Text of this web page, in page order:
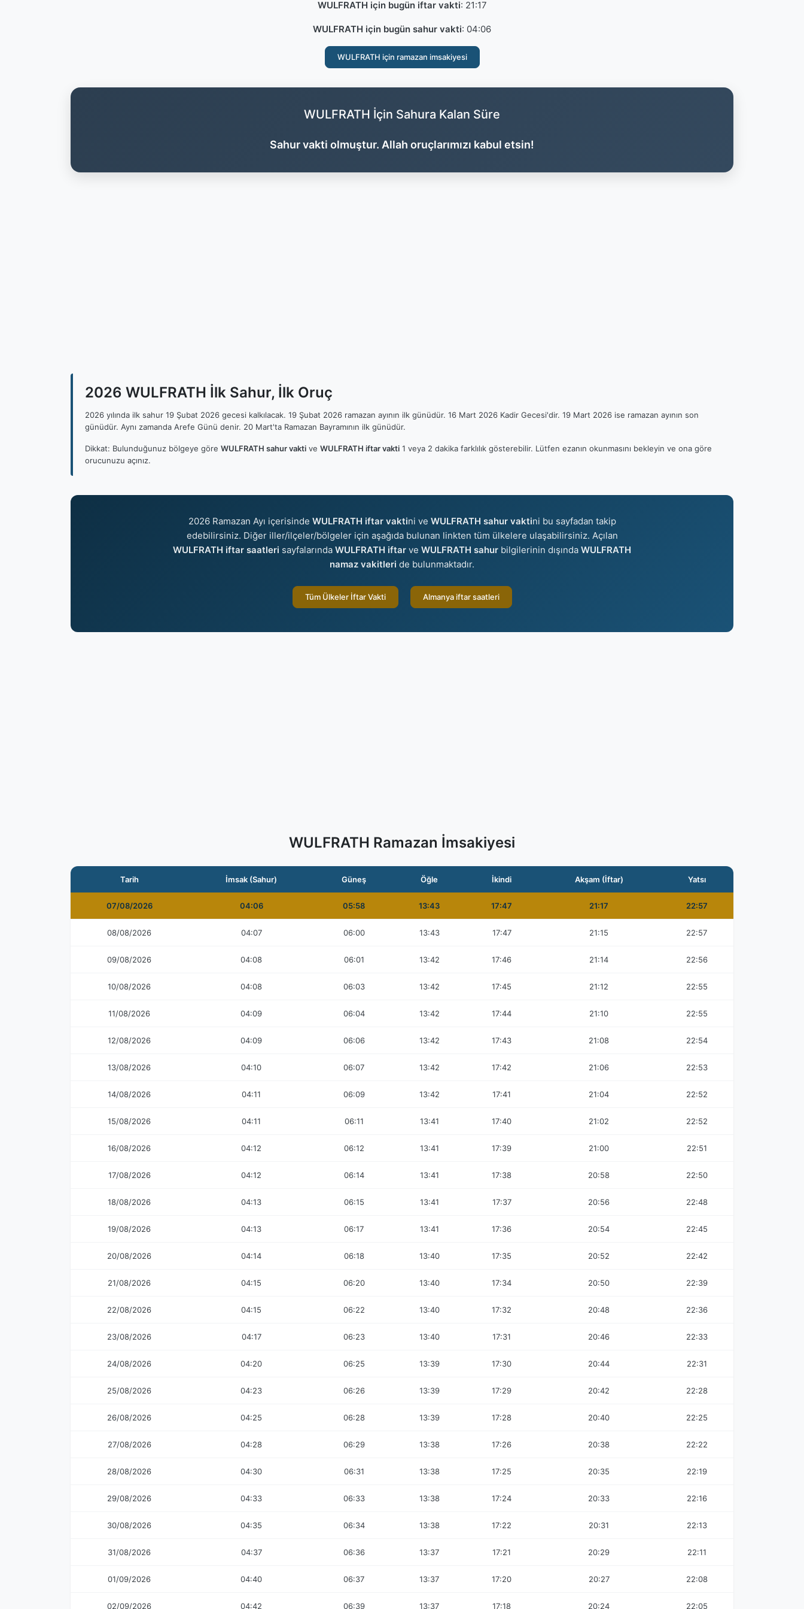
WULFRATH için bugün iftar vakti: 21:17
WULFRATH için bugün sahur vakti: 04:06
WULFRATH için ramazan imsakiyesi
WULFRATH İçin Sahura Kalan Süre
Sahur vakti olmuştur. Allah oruçlarımızı kabul etsin!
2026 WULFRATH İlk Sahur, İlk Oruç
2026 yılında ilk sahur 19 Şubat 2026 gecesi kalkılacak. 19 Şubat 2026 ramazan ayının ilk günüdür. 16 Mart 2026 Kadir Gecesi'dir. 19 Mart 2026 ise ramazan ayının son
günüdür. Aynı zamanda Arefe Günü denir. 20 Mart'ta Ramazan Bayramının ilk günüdür.
Dikkat: Bulunduğunuz bölgeye göre WULFRATH sahur vakti ve WULFRATH iftar vakti 1 veya 2 dakika farklılık gösterebilir. Lütfen ezanın okunmasını bekleyin ve ona göre
orucunuzu açınız.
2026 Ramazan Ayı içerisinde WULFRATH iftar vaktini ve WULFRATH sahur vaktini bu sayfadan takip
edebilirsiniz. Diğer iller/ilçeler/bölgeler için aşağıda bulunan linkten tüm ülkelere ulaşabilirsiniz. Açılan
WULFRATH iftar saatleri sayfalarında WULFRATH iftar ve WULFRATH sahur bilgilerinin dışında WULFRATH
namaz vakitleri de bulunmaktadır.
Tüm Ülkeler İftar Vakti Almanya iftar saatleri
WULFRATH Ramazan İmsakiyesi
Tarih İmsak (Sahur) Güneş Öğle İkindi Akşam (İftar) Yatsı
07/08/2026 04:06 05:58 13:43 17:47 21:17 22:57
08/08/2026 04:07 06:00 13:43 17:47 21:15 22:57
09/08/2026 04:08 06:01 13:42 17:46 21:14 22:56
10/08/2026 04:08 06:03 13:42 17:45 21:12 22:55
11/08/2026 04:09 06:04 13:42 17:44 21:10 22:55
12/08/2026 04:09 06:06 13:42 17:43 21:08 22:54
13/08/2026 04:10 06:07 13:42 17:42 21:06 22:53
14/08/2026 04:11 06:09 13:42 17:41 21:04 22:52
15/08/2026 04:11 06:11 13:41 17:40 21:02 22:52
16/08/2026 04:12 06:12 13:41 17:39 21:00 22:51
17/08/2026 04:12 06:14 13:41 17:38 20:58 22:50
18/08/2026 04:13 06:15 13:41 17:37 20:56 22:48
19/08/2026 04:13 06:17 13:41 17:36 20:54 22:45
20/08/2026 04:14 06:18 13:40 17:35 20:52 22:42
21/08/2026 04:15 06:20 13:40 17:34 20:50 22:39
22/08/2026 04:15 06:22 13:40 17:32 20:48 22:36
23/08/2026 04:17 06:23 13:40 17:31 20:46 22:33
24/08/2026 04:20 06:25 13:39 17:30 20:44 22:31
25/08/2026 04:23 06:26 13:39 17:29 20:42 22:28
26/08/2026 04:25 06:28 13:39 17:28 20:40 22:25
27/08/2026 04:28 06:29 13:38 17:26 20:38 22:22
28/08/2026 04:30 06:31 13:38 17:25 20:35 22:19
29/08/2026 04:33 06:33 13:38 17:24 20:33 22:16
30/08/2026 04:35 06:34 13:38 17:22 20:31 22:13
31/08/2026 04:37 06:36 13:37 17:21 20:29 22:11
01/09/2026 04:40 06:37 13:37 17:20 20:27 22:08
02/09/2026 04:42 06:39 13:37 17:18 20:24 22:05